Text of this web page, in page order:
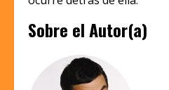
Sobre el Autor(a)